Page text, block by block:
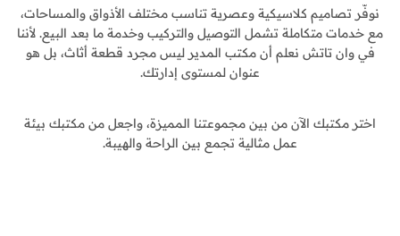
نوفّر تصاميم كلاسيكية وعصرية تناسب مختلف الأذواق والمساحات،
مع خدمات متكاملة تشمل التوصيل والتركيب وخدمة ما بعد البيع. لأننا
في وان تاتش نعلم أن مكتب المدير ليس مجرد قطعة أثاث، بل هو
عنوان لمستوى إدارتك.
اختر مكتبك الآن من بين مجموعتنا المميزة، واجعل من مكتبك بيئة
عمل مثالية تجمع بين الراحة والهيبة.